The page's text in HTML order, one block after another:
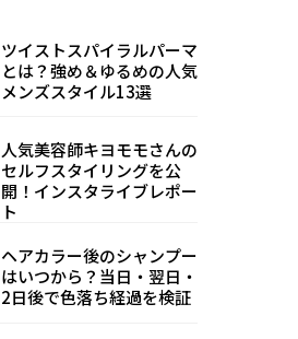
ツイストスパイラルパーマ
とは？強め＆ゆるめの人気
メンズスタイル13選
人気美容師キヨモモさんの
セルフスタイリングを公
開！インスタライブレポー
ト
ヘアカラー後のシャンプー
はいつから？当日・翌日・
2日後で色落ち経過を検証